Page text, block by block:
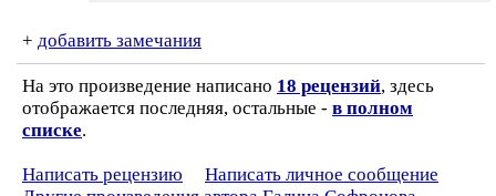
+ добавить замечания
На это произведение написано 18 рецензий, здесь
отображается последняя, остальные - в полном
списке.
Написать рецензию
Написать личное сообщение